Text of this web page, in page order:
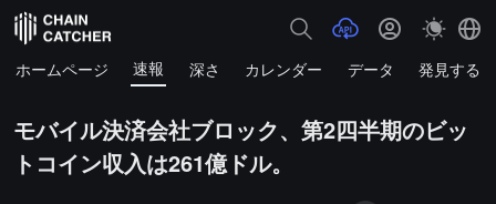
ホームページ 速報 深さ カレンダー データ 発見する
モバイル決済会社ブロック、第2四半期のビッ
トコイン収入は261億ドル。